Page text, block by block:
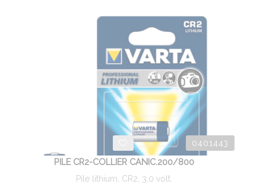
0401443
PILE CR2-COLLIER CANIC.200/800
Pile lithium, CR2, 3,0 volt.